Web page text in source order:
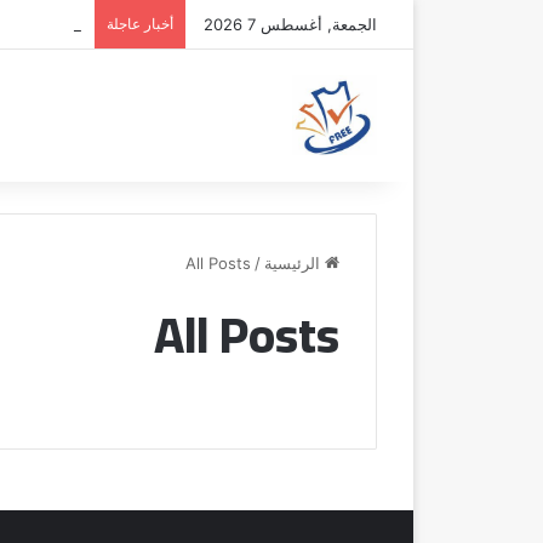
الجمعة, أغسطس 7 2026 أخبار عاجلة
الرئيسية /
All Posts
All Posts